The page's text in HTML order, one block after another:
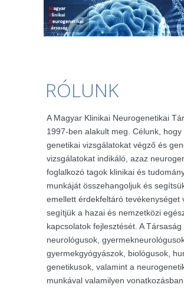
RÓLUNK
A Magyar Klinikai Neurogenetikai
1997-ben alakult meg. Célunk, hogy
genetikai vizsgálatokat végző és
vizsgálatokat indikáló, azaz
foglalkozó tagok klinikai és
munkáját összehangoljuk és
emellett érdekfeltáró tevékenységet
segítjük a hazai és nemzetközi
kapcsolatok fejlesztését. A
neurológusok,
gyermekgyógyászok, biológusok,
genetikusok, valamint a
munkával valamilyen vonatkozásban